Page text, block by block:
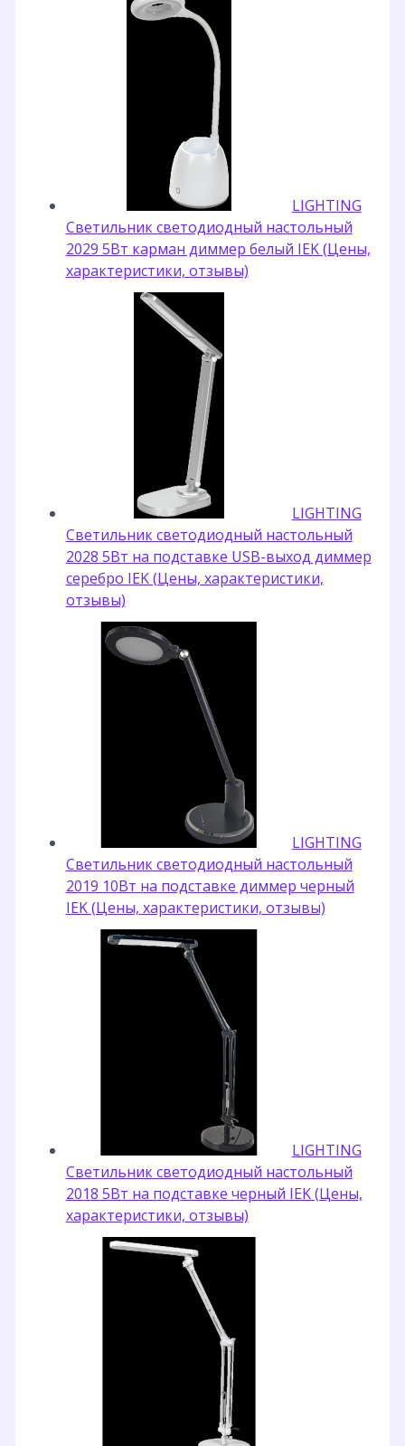
LIGHTING
Светильник светодиодный настольный
2029 5Вт карман диммер белый IEK (Цены,
характеристики, отзывы)
LIGHTING
Светильник светодиодный настольный
2028 5Вт на подставке USB-выход диммер
серебро IEK (Цены, характеристики,
отзывы)
LIGHTING
Светильник светодиодный настольный
2019 10Вт на подставке диммер черный
IEK (Цены, характеристики, отзывы)
LIGHTING
Светильник светодиодный настольный
2018 5Вт на подставке черный IEK (Цены,
характеристики, отзывы)